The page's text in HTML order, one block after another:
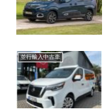
並行輸入中古車